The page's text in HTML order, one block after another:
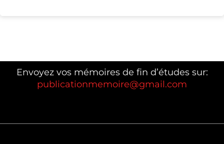
Envoyez vos mémoires de fin d’études sur:
publicationmemoire@gmail.com